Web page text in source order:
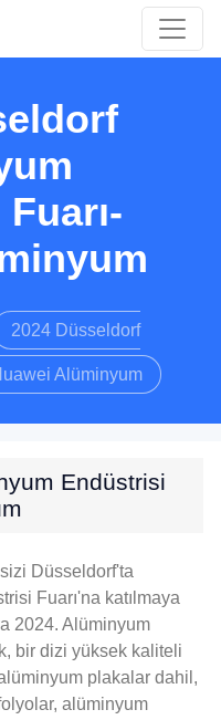
2024 Düsseldorf
Alüminyum
Endüstrisi
Düsseldorf'ta
Fuarı'na katılmaya
2024. Alüminyum
bir dizi yüksek kaliteli
plakalar dahil,
alüminyum